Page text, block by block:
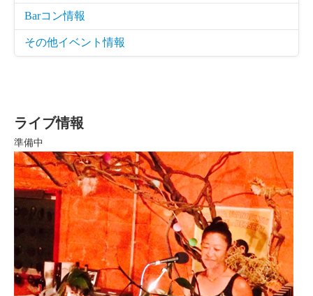
about us
facebook
Barコン情報
その他イベント情報
ライブ情報
準備中